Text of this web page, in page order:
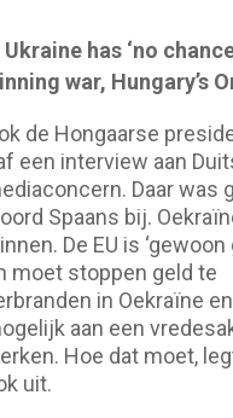
Ukraine has ‘no
war, Hungary’s
de Hongaarse
een interview aan
Daar was
Spaans bij.
De EU is ‘gewoon
moet stoppen geld te
in Oekraïne
aan een
Hoe dat moet,
uit.